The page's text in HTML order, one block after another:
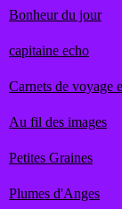
Bonheur du jour
capitaine echo
Carnets de voyage
Au fil des images
Petites Graines
Plumes d'Anges